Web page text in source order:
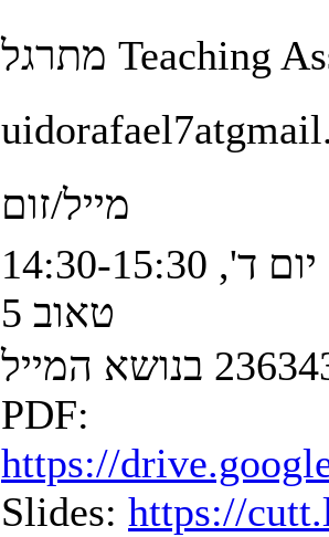
מתרגל Teaching
מייל/זום
יום ד', 14:30-15:30
טאוב 5
PDF:
https://
Slides: https://